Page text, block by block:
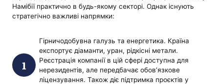
Намібії практично в будь-якому секторі. Однак існують
стратегічно важливі напрямки:
Гірничодобувна галузь та енергетика. Країна
експортує діаманти, уран, рідкісні метали.
Реєстрація компанії в цій сфері доступна для
нерезидентів, але передбачає обов’язкове
ліцензування. Також діє підтримка проєктів у